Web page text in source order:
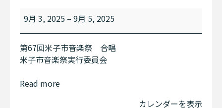
9月 3, 2025 – 9月 5, 2025
第67回米子市音楽祭 合唱
米子市音楽祭実行委員会
Read more
カレンダーを表示